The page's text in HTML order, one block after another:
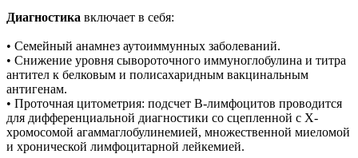
Диагностика включает в себя:
• Семейный анамнез аутоиммунных заболеваний.
• Снижение уровня сывороточного иммуноглобулина и титра
антител к белковым и полисахаридным вакцинальным
антигенам.
• Проточная цитометрия: подсчет В-лимфоцитов проводится
для дифференциальной диагностики со сцепленной с Х-
хромосомой агаммаглобулинемией, множественной миеломой
и хронической лимфоцитарной лейкемией.